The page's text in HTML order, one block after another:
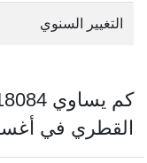
التغيير السنوي
القطري في